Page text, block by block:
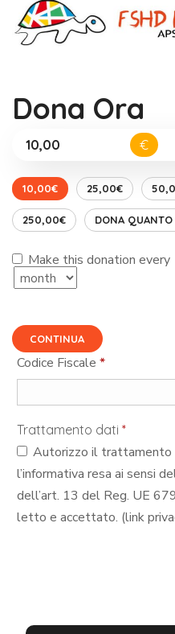
Dona Ora
€
10,00€ 25,00€
250,00€ DONA QUANTO
Make this donation every
CONTINUA
Codice Fiscale*
Trattamento dati*
Autorizzo il trattamento dei dati personali secondo
l’informativa resa ai sensi
dell’art. 13 del Reg. UE
letto e accettato. (link